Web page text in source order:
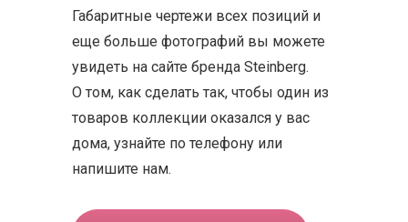
Габаритные чертежи всех позиций и
еще больше фотографий вы можете
увидеть на сайте бренда Steinberg.
О том, как сделать так, чтобы один из
товаров коллекции оказался у вас
дома, узнайте по телефону или
напишите нам.